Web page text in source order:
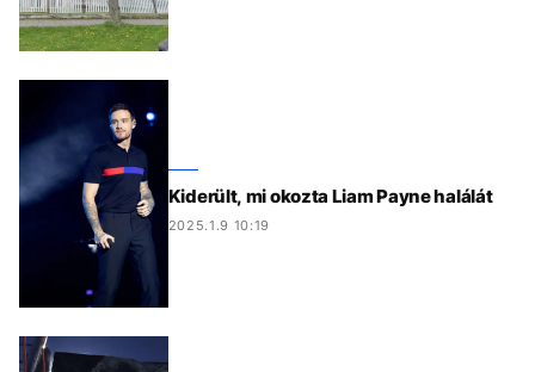
Kiderült, mi okozta Liam Payne halálát
2025.1.9 10:19